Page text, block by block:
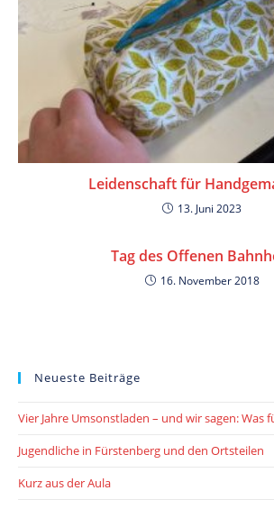
Leidenschaft für
13. Juni 2023
Tag des Offenen
16. November 2018
Neueste Beiträge
Vier Jahre Umsonstladen – und wir sagen: Was
Jugendliche in Fürstenberg und den Ortsteilen
Kurz aus der Aula